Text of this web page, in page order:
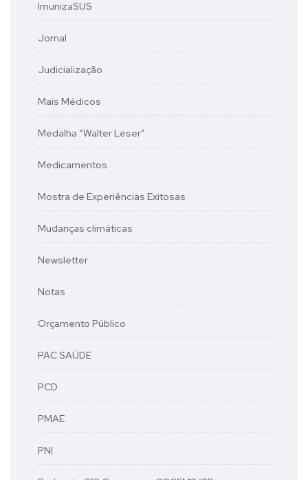
ImunizaSUS
Jornal
Judicialização
Mais Médicos
Medalha “Walter Leser”
Medicamentos
Mostra de Experiências Exitosas
Mudanças climáticas
Newsletter
Notas
Orçamento Público
PAC SAÚDE
PCD
PMAE
PNI